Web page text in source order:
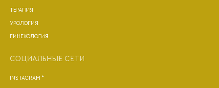
ТЕРАПИЯ
УРОЛОГИЯ
ГИНЕКОЛОГИЯ
СОЦИАЛЬНЫЕ СЕТИ
INSTAGRAM *